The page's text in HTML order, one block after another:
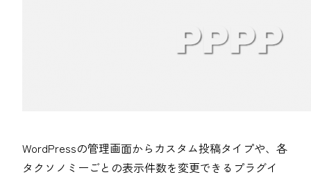
WordPressの管理画面からカスタム投稿タイプや、各
タクソノミーごとの表示件数を変更できるプラグイ